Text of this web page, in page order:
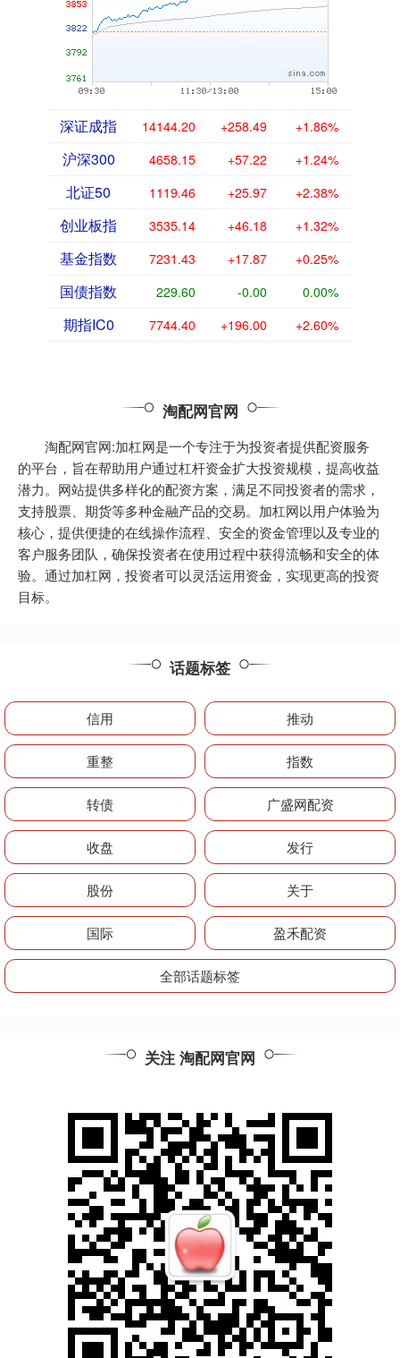
深证成指 14144.20 +258.49 +1.86%
沪深300 4658.15 +57.22 +1.24%
北证50 1119.46 +25.97 +2.38%
创业板指 3535.14 +46.18 +1.32%
基金指数 7231.43 +17.87 +0.25%
国债指数 229.60 -0.00 0.00%
期指IC0 7744.40 +196.00 +2.60%
淘配网官网
淘配网官网:加杠网是一个专注于为投资者提供配资服务
的平台，旨在帮助用户通过杠杆资金扩大投资规模，提高收益
潜力。网站提供多样化的配资方案，满足不同投资者的需求，
支持股票、期货等多种金融产品的交易。加杠网以用户体验为
核心，提供便捷的在线操作流程、安全的资金管理以及专业的
客户服务团队，确保投资者在使用过程中获得流畅和安全的体
验。通过加杠网，投资者可以灵活运用资金，实现更高的投资
目标。
话题标签
信用 推动
重整 指数
转债 广盛网配资
收盘 发行
股份 关于
国际 盈禾配资
全部话题标签
关注 淘配网官网